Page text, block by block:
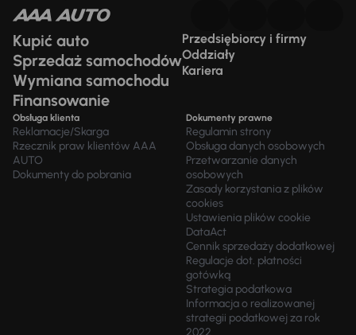
Kupić auto
Sprzedaż samochodów
Wymiana samochodu
Finansowanie
Przedsiębiorcy i firmy
Oddziały
Kariera
Obsługa klienta
Reklamacje/Skarga
Rzecznik praw klientów AAA
AUTO
Dokumenty do pobrania
Dokumenty prawne
Regulamin strony
Obsługa danych osobowych
Przetwarzanie danych
osobowych
Zasady korzystania z plików
cookies
Ustawienia plików cookie
DataAct
Cennik sprzedaży dodatkowej
Regulacje dot. płatności
gotówką
Strategia podatkowa
Informacja o realizowanej
strategii podatkowej za rok
2022